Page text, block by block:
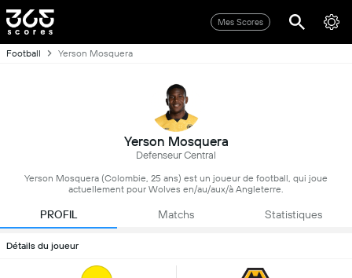
Mes Scores
Football Yerson Mosquera
Yerson Mosquera
Defenseur Central
Yerson Mosquera (Colombie, 25 ans) est un joueur de football, qui joue
actuellement pour Wolves en/au/aux/à Angleterre.
PROFIL Matchs Statistiques
Détails du joueur